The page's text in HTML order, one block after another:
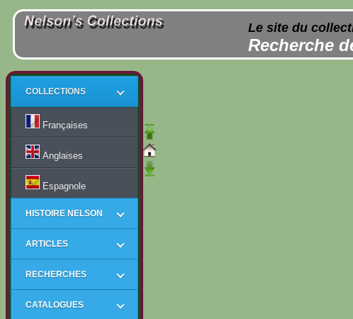
Le site du
Recherche
COLLECTIONS
Françaises
Anglaises
Espagnole
HISTOIRE NELSON
ARTICLES
RECHERCHES
CATALOGUES